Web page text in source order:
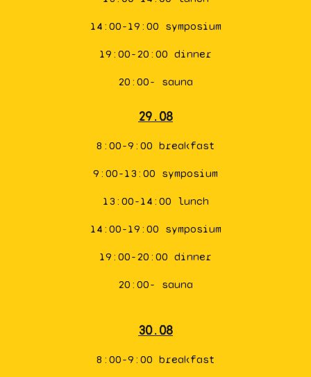
14:00-19:00 symposium
19:00-20:00 dinner
20:00- sauna
29.08
8:00-9:00 breakfast
9:00-13:00 symposium
13:00-14:00 lunch
14:00-19:00 symposium
19:00-20:00 dinner
20:00- sauna
30.08
8:00-9:00 breakfast